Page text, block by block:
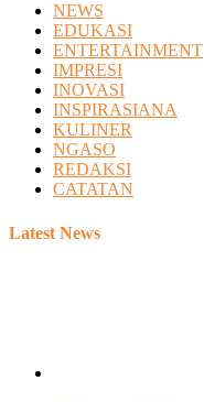
NEWS
EDUKASI
ENTERTAINMENT
IMPRESI
INOVASI
INSPIRASIANA
KULINER
NGASO
REDAKSI
CATATAN
Latest News